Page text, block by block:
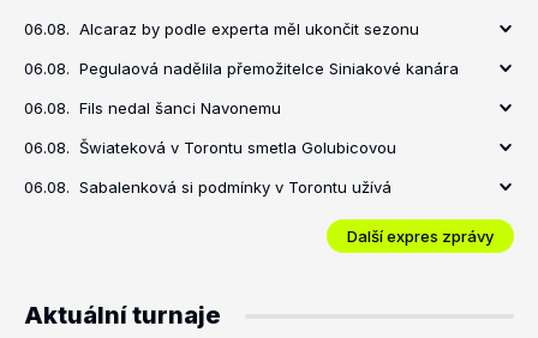
06.08. Alcaraz by podle experta měl ukončit sezonu
06.08. Pegulaová nadělila přemožitelce Siniakové kanára
06.08. Fils nedal šanci Navonemu
06.08. Šwiateková v Torontu smetla Golubicovou
06.08. Sabalenková si podmínky v Torontu užívá
Další expres zprávy
Aktuální turnaje